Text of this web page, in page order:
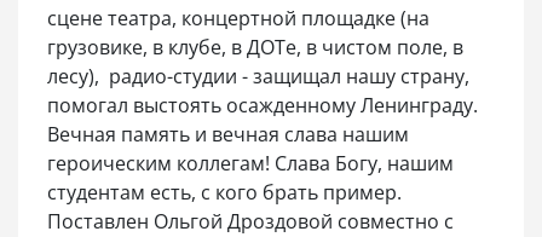
сцене театра, концертной площадке (на
грузовике, в клубе, в ДОТе, в чистом поле, в
лесу), радио-студии - защищал нашу страну,
помогал выстоять осажденному Ленинграду.
Вечная память и вечная слава нашим
героическим коллегам! Слава Богу, нашим
студентам есть, с кого брать пример.
Поставлен Ольгой Дроздовой совместно с